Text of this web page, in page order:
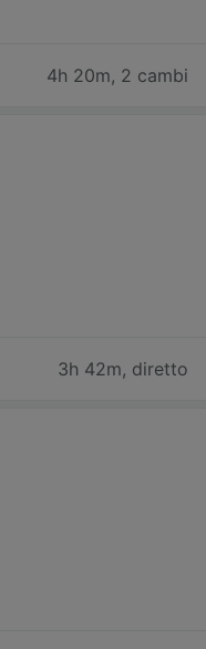
4h 20m, 2 cambi
3h 42m, diretto